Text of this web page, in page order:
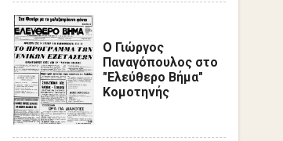
Ο Γιώργος
Παναγόπουλος στο
"Ελεύθερο Βήμα"
Κομοτηνής